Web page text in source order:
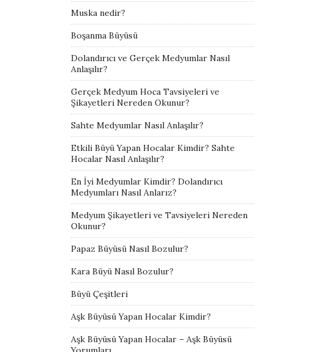
Muska nedir?
Boşanma Büyüsü
Dolandırıcı ve Gerçek Medyumlar Nasıl
Anlaşılır?
Gerçek Medyum Hoca Tavsiyeleri ve
Şikayetleri Nereden Okunur?
Sahte Medyumlar Nasıl Anlaşılır?
Etkili Büyü Yapan Hocalar Kimdir? Sahte
Hocalar Nasıl Anlaşılır?
En İyi Medyumlar Kimdir? Dolandırıcı
Medyumları Nasıl Anlarız?
Medyum Şikayetleri ve Tavsiyeleri Nereden
Okunur?
Papaz Büyüsü Nasıl Bozulur?
Kara Büyü Nasıl Bozulur?
Büyü Çeşitleri
Aşk Büyüsü Yapan Hocalar Kimdir?
Aşk Büyüsü Yapan Hocalar – Aşk Büyüsü